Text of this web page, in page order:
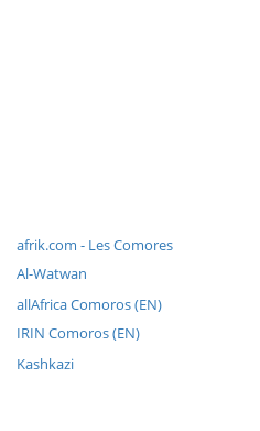
afrik.com - Les Comores
Al-Watwan
allAfrica Comoros (EN)
IRIN Comoros (EN)
Kashkazi